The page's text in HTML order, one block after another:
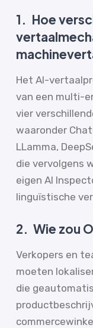
1. Hoe
Het AI-
van een multi-
vier
waaronder
LLamma,
die vervolgens
eigen AI
linguïstische
2. Wie zou
Verkopers en
moeten
die